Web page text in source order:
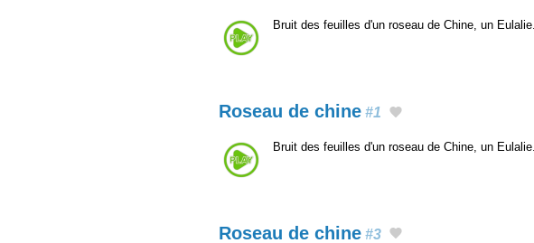
Bruit des feuilles d'un roseau de Chine, un Eulalie.
Roseau de chine #1
Bruit des feuilles d'un roseau de Chine, un Eulalie.
Roseau de chine #3